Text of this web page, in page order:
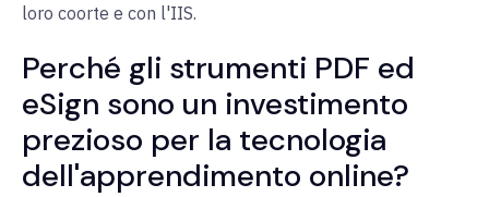
loro coorte e con l'IIS.
Perché gli strumenti PDF ed
eSign sono un investimento
prezioso per la tecnologia
dell'apprendimento online?